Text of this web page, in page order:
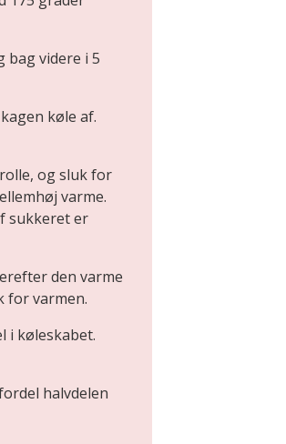
bag videre i 5
køle af.
og sluk for
varme.
sukkeret er
den varme
for varmen.
i køleskabet.
halvdelen